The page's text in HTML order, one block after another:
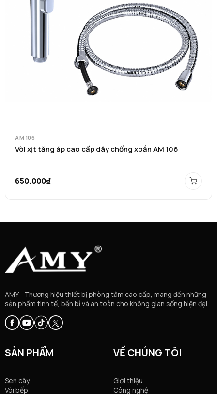
AM 106
Vòi xịt tăng áp cao cấp dây chống xoắn AM 106
650.000₫
AMY - Thương hiệu thiết bị phòng tắm cao cấp, mang đến những
sản phẩm tinh tế, bền bỉ và an toàn cho không gian sống hiện đại
SẢN PHẨM
Sen cây
Vòi bếp
VỀ CHÚNG TÔI
Giới thiệu
Công nghệ